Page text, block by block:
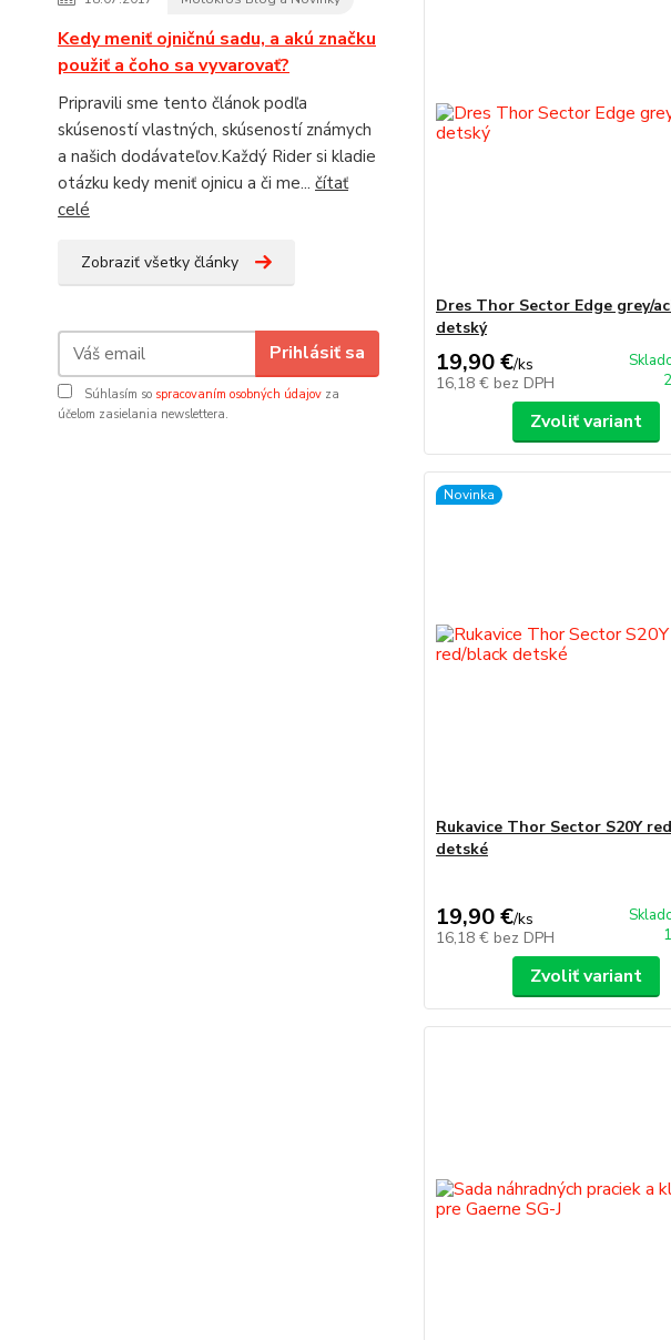
Kedy meniť ojničnú sadu, a akú značku
použiť a čoho sa vyvarovať?
Pripravili sme tento článok podľa
skúseností vlastných, skúseností známych
a našich dodávateľov.Každý Rider si kladie
otázku kedy meniť ojnicu a či me... čítať
celé
Zobraziť všetky články
Prihlásiť sa
Súhlasím so spracovaním osobných údajov za
účelom zasielania newslettera.
Dres Thor Sector Edge grey/
detský
19,90 €/ks
16,18 € bez DPH
Zvoliť variant
Novinka
Rukavice Thor Sector S20Y
detské
19,90 €/ks
16,18 € bez DPH
Zvoliť variant